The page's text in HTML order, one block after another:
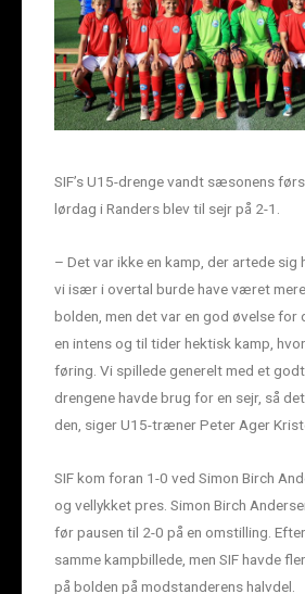
SIF’s U15-drenge vandt sæsonens
lørdag i Randers blev til sejr på 2-1.
– Det var ikke en kamp, der artede sig
vi især i overtal burde have været
bolden, men det var en god øvelse for
en intens og til tider hektisk kamp,
føring. Vi spillede generelt med et
drengene havde brug for en sejr, så
den, siger U15-træner Peter Ager
SIF kom foran 1-0 ved Simon Birch
og vellykket pres. Simon Birch
før pausen til 2-0 på en omstilling.
samme kampbillede, men SIF havde
på bolden på modstanderens halvdel.